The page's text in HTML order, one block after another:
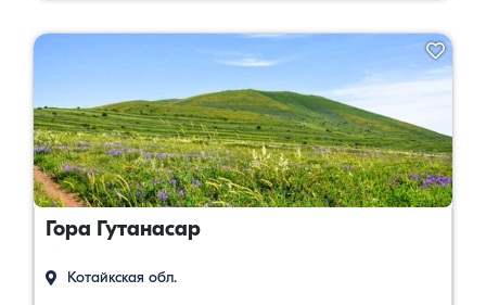
Гора Гутанасар
Котайкская обл.